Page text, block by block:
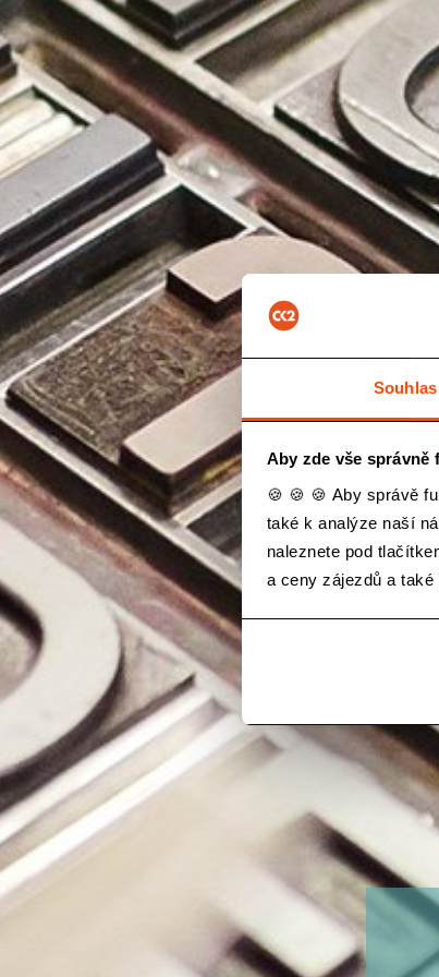
Souhlas
Aby zde vše správně
🍪 🍪 🍪 Aby správě
také k analýze naší
naleznete pod
a ceny zájezdů a také